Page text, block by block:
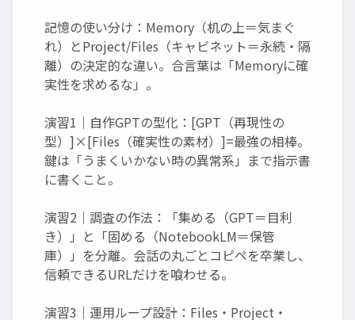
記憶の使い分け：Memory（机の上＝気まぐ
れ）とProject/Files（キャビネット＝永続・隔
離）の決定的な違い。合言葉は「Memoryに確
実性を求めるな」。
演習1｜自作GPTの型化：[GPT（再現性の
型）]×[Files（確実性の素材）]=最強の相棒。
鍵は「うまくいかない時の異常系」まで指示書
に書くこと。
演習2｜調査の作法：「集める（GPT＝目利
き）」と「固める（NotebookLM＝保管
庫）」を分離。会話の丸ごとコピペを卒業し、
信頼できるURLだけを喰わせる。
演習3｜運用ループ設計：Files・Project・